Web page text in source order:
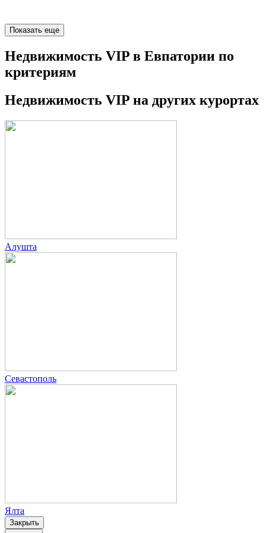
Показать еще
Недвижимость VIP в Евпатории по
критериям
Недвижимость VIP на других курортах
Алушта
Севастополь
Ялта
Закрыть